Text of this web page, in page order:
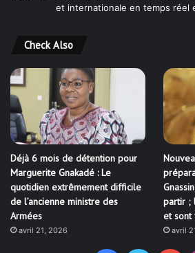
et internationale en temps réel
Check Also
Déjà 6 mois de détention pour
Marguerite Gnakadé : Le
quotidien extrêmement difficile
de l’ancienne ministre des
Armées
avril 21, 2026
partir ;
et sont
avril